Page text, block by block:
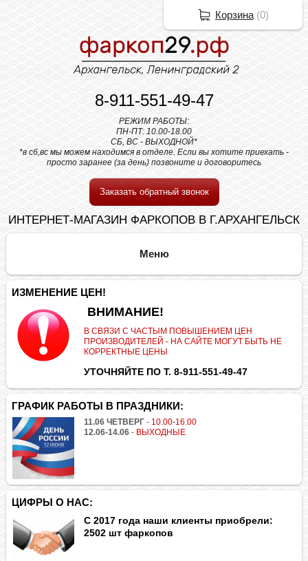
8-911-551-49-47
РЕЖИМ РАБОТЫ:
ПН-ПТ: 10.00-18.00
СБ, ВС - ВЫХОДНОЙ*
*в сб,вс мы можем находимся в отделе. Если вы хотите приехать -
просто заранее (за день) позвоните и договоритесь
Заказать обратный звонок
ИНТЕРНЕТ-МАГАЗИН ФАРКОПОВ В Г.АРХАНГЕЛЬСК
ИЗМЕНЕНИЕ ЦЕН!
ВНИМАНИЕ!
В СВЯЗИ С ЧАСТЫМ ПОВЫШЕНИЕМ ЦЕН
ПРОИЗВОДИТЕЛЕЙ - НА САЙТЕ МОГУТ БЫТЬ НЕ
КОРРЕКТНЫЕ ЦЕНЫ
УТОЧНЯЙТЕ ПО Т. 8-911-551-49-47
ГРАФИК РАБОТЫ В ПРАЗДНИКИ:
11.06 ЧЕТВЕРГ - 10.00-16.00
12.06-14.06 - ВЫХОДНЫЕ
ЦИФРЫ О НАС:
С 2017 года наши клиенты приобрели:
2502 шт фаркопов
Корзина(0)